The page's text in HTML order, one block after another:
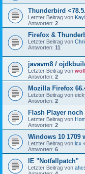
Thunderbird
Letzter Beitrag von
Antworten: 2
Firefox &
Letzter Beitrag von
Antworten: 11
javavm8 /
Letzter Beitrag von
Antworten: 2
Mozilla Firefox
Letzter Beitrag von
Antworten: 2
Flash Player
Letzter Beitrag von
Antworten: 2
Windows 10 1709
Letzter Beitrag von lcx
Antworten: 6
IE "Notfallpatch"
Letzter Beitrag von